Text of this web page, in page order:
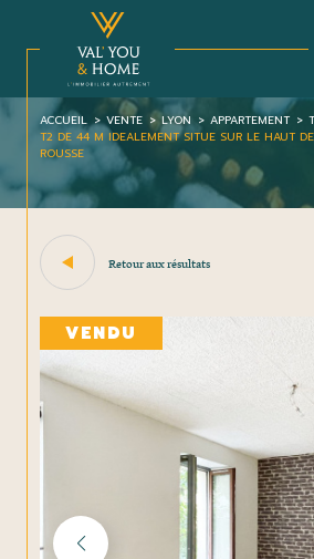
ACCUEIL VENTE LYON APPARTEMENT
T2 DE 44 M IDEALEMENT SITUE SUR LE HAUT
ROUSSE
Retour aux résultats
VENDU